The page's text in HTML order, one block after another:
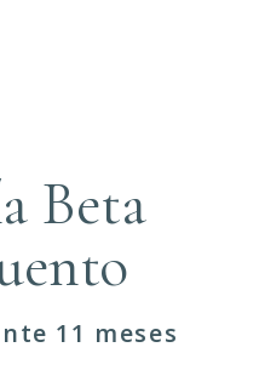
Beta
11 meses